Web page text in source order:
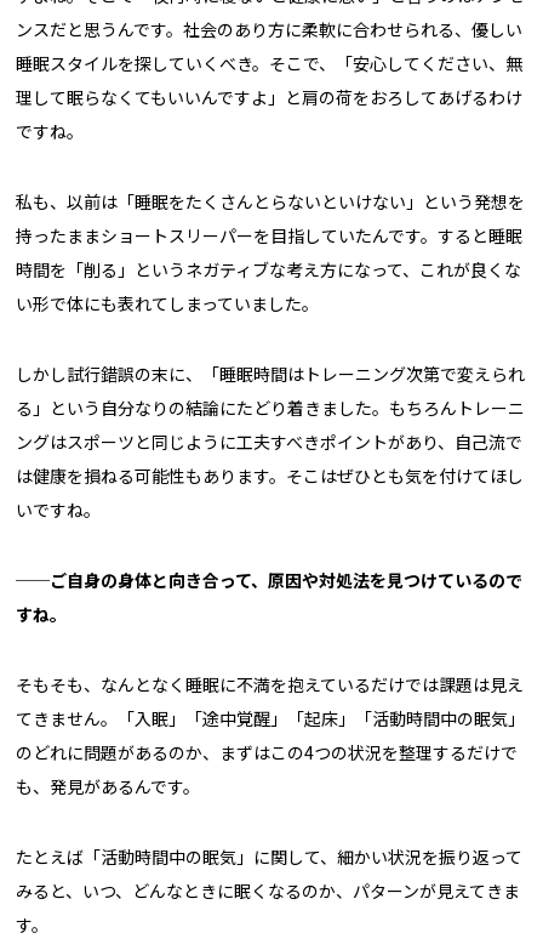
ンスだと思うんです。社会のあり方に柔軟に合わせられる、優しい
睡眠スタイルを探していくべき。そこで、「安心してください、無
理して眠らなくてもいいんですよ」と肩の荷をおろしてあげるわけ
ですね。
私も、以前は「睡眠をたくさんとらないといけない」という発想を
持ったままショートスリーパーを目指していたんです。すると睡眠
時間を「削る」というネガティブな考え方になって、これが良くな
い形で体にも表れてしまっていました。
しかし試行錯誤の末に、「睡眠時間はトレーニング次第で変えられ
る」という自分なりの結論にたどり着きました。もちろんトレーニ
ングはスポーツと同じように工夫すべきポイントがあり、自己流で
は健康を損ねる可能性もあります。そこはぜひとも気を付けてほし
いですね。
──ご自身の身体と向き合って、原因や対処法を見つけているので
すね。
そもそも、なんとなく睡眠に不満を抱えているだけでは課題は見え
てきません。「入眠」「途中覚醒」「起床」「活動時間中の眠気」
のどれに問題があるのか、まずはこの4つの状況を整理するだけで
も、発見があるんです。
たとえば「活動時間中の眠気」に関して、細かい状況を振り返って
みると、いつ、どんなときに眠くなるのか、パターンが見えてきま
す。